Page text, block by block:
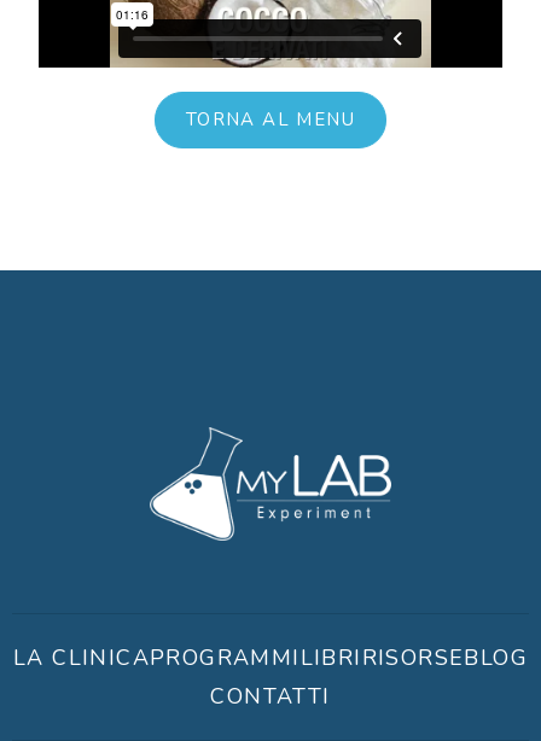
TORNA AL MENU
LA CLINICAPROGRAMMILIBRIRISORSEBLOG
CONTATTI